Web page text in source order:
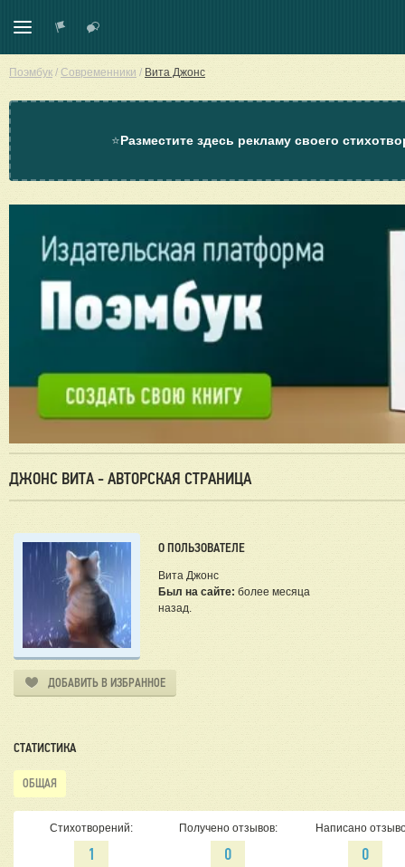
Поэмбук / Современники / Вита Джонс
⭐Разместите здесь рекламу своего
ДЖОНС ВИТА - АВТОРСКАЯ СТРАНИЦА
О ПОЛЬЗОВАТЕЛЕ
Вита Джонс
Был на сайте: более месяца
назад.
ДОБАВИТЬ В ИЗБРАННОЕ
СТАТИСТИКА
ОБЩАЯ
Стихотворений:
1
Получено отзывов:
0
Написано
0